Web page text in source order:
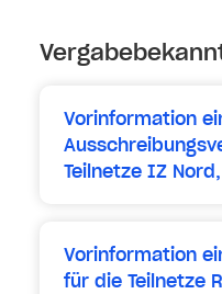
Vorinformation
Teilnetze IZ
Vorinformation
für die Teilnetze